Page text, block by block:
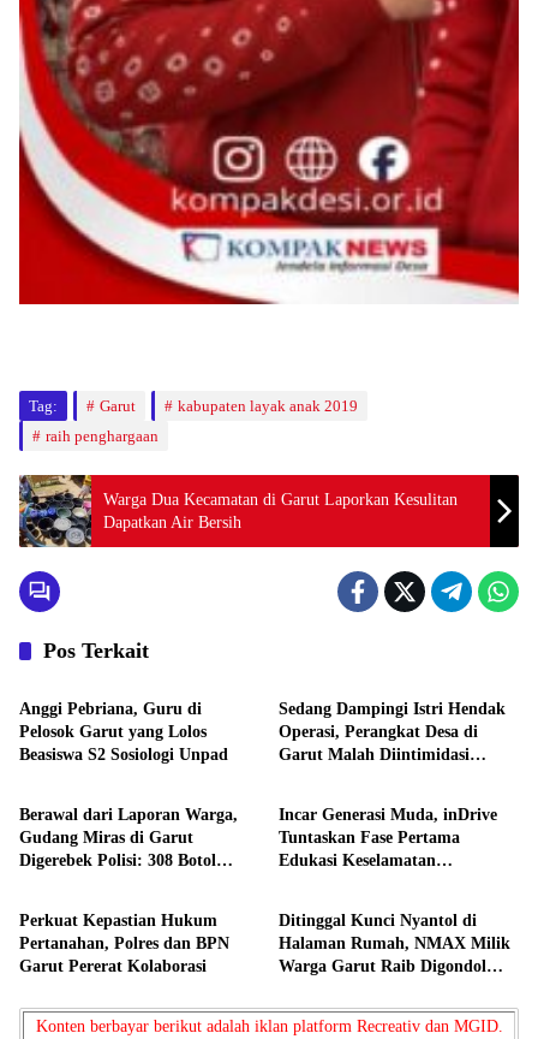
Tag: Garut
kabupaten layak anak 2019
raih penghargaan
Warga Dua Kecamatan di Garut Laporkan Kesulitan
Dapatkan Air Bersih
Pos Terkait
Berita
Anggi Pebriana, Guru di
Pelosok Garut yang Lolos
Beasiswa S2 Sosiologi Unpad
Sedang Dampingi Istri Hendak
Operasi, Perangkat Desa di
Garut Malah Diintimidasi
Berita
Berawal dari Laporan Warga,
Gudang Miras di Garut
Digerebek Polisi: 308 Botol
Berita
Incar Generasi Muda, inDrive
Tuntaskan Fase Pertama
Edukasi Keselamatan
Berita
Perkuat Kepastian Hukum
Pertanahan, Polres dan BPN
Garut Pererat Kolaborasi
Berita
Ditinggal Kunci Nyantol di
Halaman Rumah, NMAX Milik
Warga Garut Raib Digondol
Konten berbayar berikut adalah iklan platform Recreativ dan MGID.